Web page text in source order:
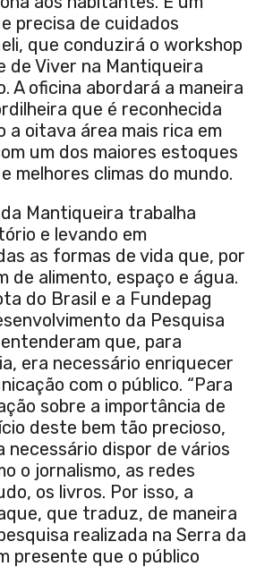
precisa de cuidados
que conduzirá o workshop
de Viver na Mantiqueira
A oficina abordará a maneira
que é reconhecida
a oitava área mais rica em
um dos maiores estoques
melhores climas do mundo.
Mantiqueira trabalha
e levando em
as formas de vida que, por
de alimento, espaço e água.
do Brasil e a Fundepag
da Pesquisa
que, para
era necessário enriquecer
com o público. “Para
sobre a importância de
deste bem tão precioso,
necessário dispor de vários
o jornalismo, as redes
os livros. Por isso, a
que traduz, de maneira
realizada na Serra da
presente que o público